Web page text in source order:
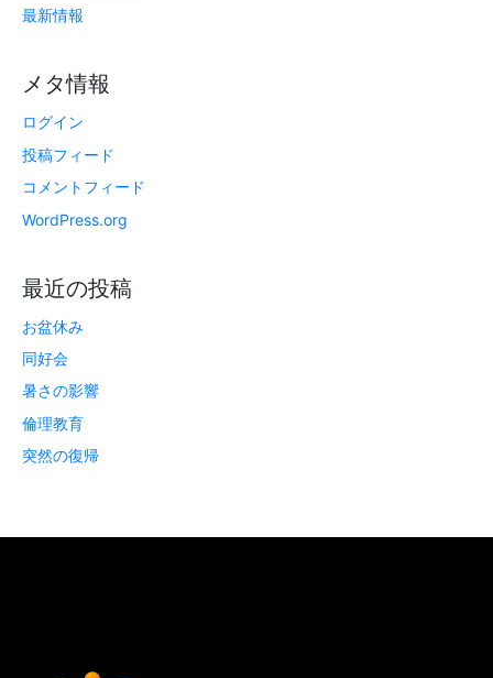
最新情報
メタ情報
ログイン
投稿フィード
コメントフィード
WordPress.org
最近の投稿
お盆休み
同好会
暑さの影響
倫理教育
突然の復帰